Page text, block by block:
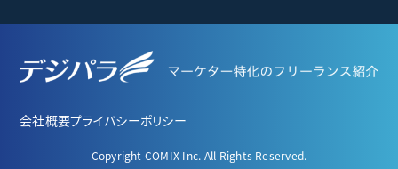
会社概要プライバシーポリシー
Copyright COMIX Inc. All Rights Reserved.